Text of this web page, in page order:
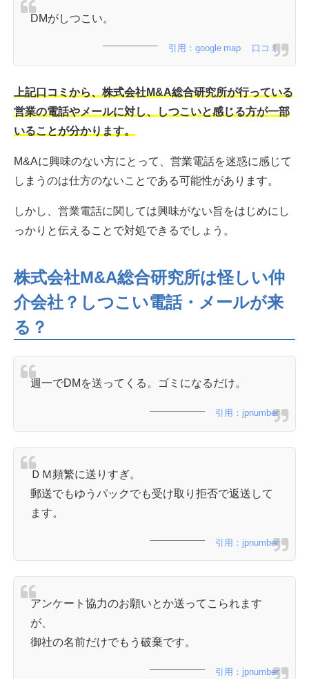
DMがしつこい。
引用：google map 口コミ
上記口コミから、株式会社M&A総合研究所が行っている
営業の電話やメールに対し、しつこいと感じる方が一部
いることが分かります。
M&Aに興味のない方にとって、営業電話を迷惑に感じて
しまうのは仕方のないことである可能性があります。
しかし、営業電話に関しては興味がない旨をはじめにし
っかりと伝えることで対処できるでしょう。
株式会社M&A総合研究所は怪しい仲
介会社？しつこい電話・メールが来
る？
週一でDMを送ってくる。ゴミになるだけ。
引用：jpnumber
ＤＭ頻繁に送りすぎ。
郵送でもゆうパックでも受け取り拒否で返送して
ます。
引用：jpnumber
アンケート協力のお願いとか送ってこられます
が、
御社の名前だけでもう破棄です。
引用：jpnumber